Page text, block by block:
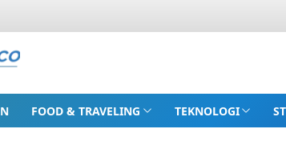
FOOD & TRAVELING TEKNOLOGI